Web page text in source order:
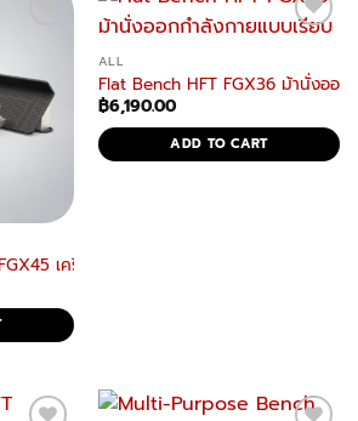
เครื่องบริหารกล้ามเนื้อส่วนหลัง
ALL
Flat Bench HFT FGX36 ม้านั่งออก
฿6,190.00
ADD TO CART